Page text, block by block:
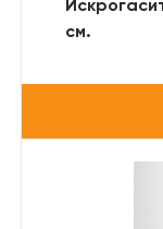
см.